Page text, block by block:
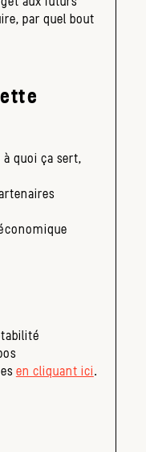
par quel bout
quoi ça sert,
en cliquant ici.